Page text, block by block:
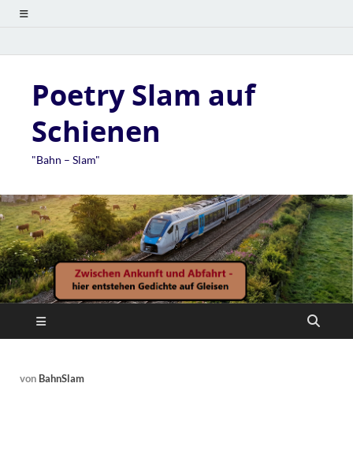
Poetry Slam auf
Schienen
"Bahn – Slam"
von BahnSlam